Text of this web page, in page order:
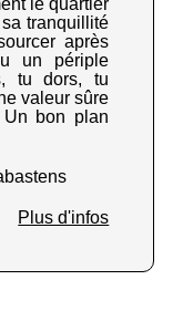
le quartier
tranquillité
après
un périple
tu dors, tu
valeur sûre
bon plan
Plus d'infos